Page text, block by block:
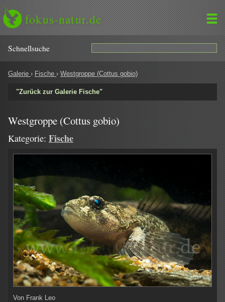
fokus-natur.de
Schnell­suche
Galerie › Fische › Westgroppe (Cottus gobio)
"Zurück zur Galerie Fische"
Westgroppe (Cottus gobio)
Kategorie: Fische
Von Frank Leo